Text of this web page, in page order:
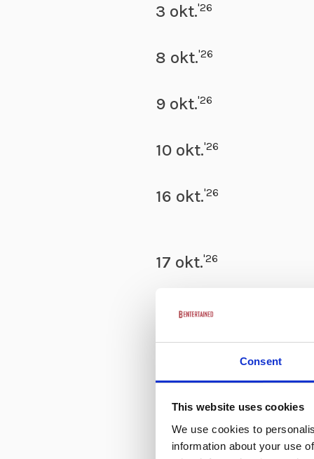
Consent
This website uses cookies
We use cookies to
information about your use
3 okt.'26
8 okt.'26
9 okt.'26
10 okt.'26
16 okt.'26
17 okt.'26
6 nov.